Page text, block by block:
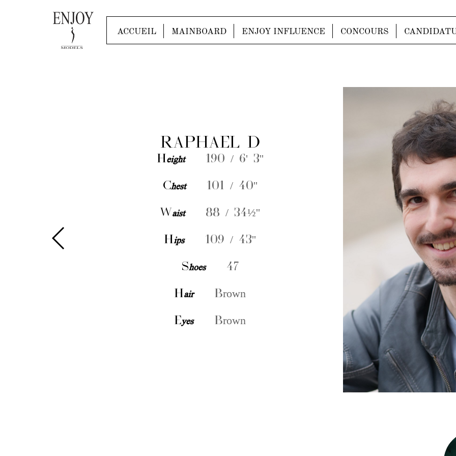
ACCUEIL MAINBOARD ENJOY INFLUENCE CONCOURS
RAPHAEL D
Height 190 / 6' 3''
Chest 101 / 40''
Waist 88 / 34½''
Hips 109 / 43''
Shoes 47
Hair Brown
Eyes Brown